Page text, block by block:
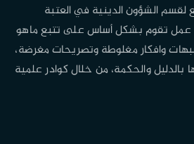
لقسم الشؤون الدينية في العتبة
عمل تقوم بشكل أساس على تتبع ماهو
وافكار مغلوطة وتصريحات مغرضة،
والحكمة، من خلال كوادر علمية